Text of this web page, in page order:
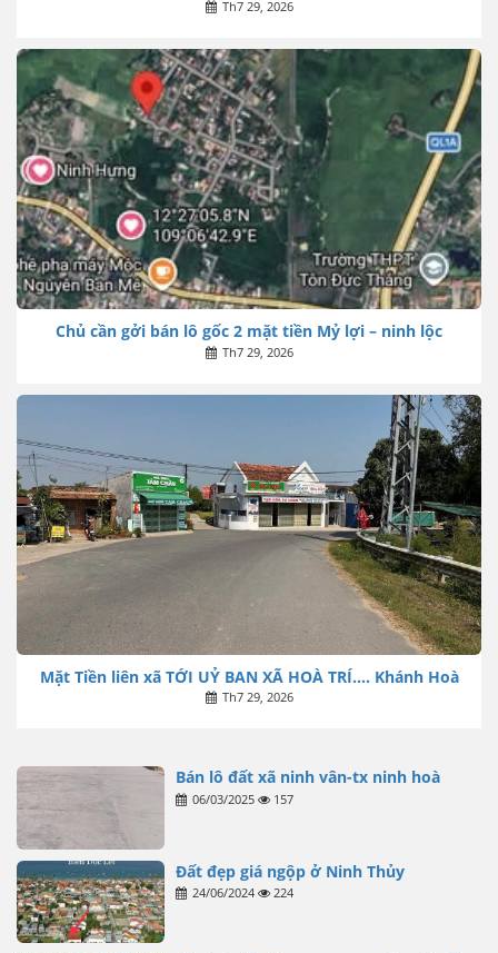
Th7 29, 2026
Chủ cần gởi bán lô gốc 2 mặt tiền Mỷ lợi – ninh lộc
Th7 29, 2026
Mặt Tiền liên xã TỚI UỶ BAN XÃ HOÀ TRÍ…. Khánh Hoà
Th7 29, 2026
Bán lô đất xã ninh vân-tx ninh hoà
06/03/2025 157
Đất đẹp giá ngộp ở Ninh Thủy
24/06/2024 224